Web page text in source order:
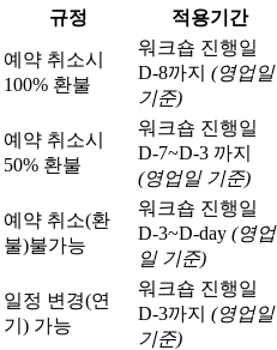
규정
적용기간
예약 취소시
100% 환불
워크숍 진행일
D-8까지 (영업일
기준)
예약 취소시
50% 환불
워크숍 진행일
D-7~D-3 까지
(영업일 기준)
예약 취소(환
불)불가능
워크숍 진행일
D-3~D-day (영업
일 기준)
일정 변경(연
기) 가능
워크숍 진행일
D-3까지 (영업일
기준)